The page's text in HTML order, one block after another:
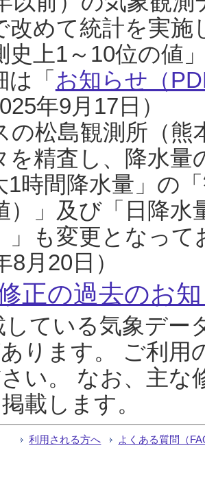
改めて統計を実
史上1～10位の値
「 お知らせ（
年9月17日）
の松島観測所（熊
を精査し、降水
1時間降水量」の
）」及び「日降
」も変更となっ
8月20日）
正の過去のお
ている気象デー
ります。 ご利用
い。 なお、主な
載します。
利用される方へ よくある質問（